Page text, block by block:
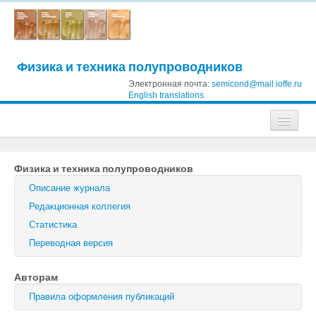
Физика и техника полупроводников
Электронная почта: semicond@mail.ioffe.ru
English translations
Журнал технической физики
Письма в Журнал технической физики
Физика твердого тела
Физика и техника полупроводников
Оптика и спектроскопия
Поиск
Физика и техника полупроводников
Описание журнала
Редакционная коллегия
Статистика
Переводная версия
Авторам
Правила оформления публикаций